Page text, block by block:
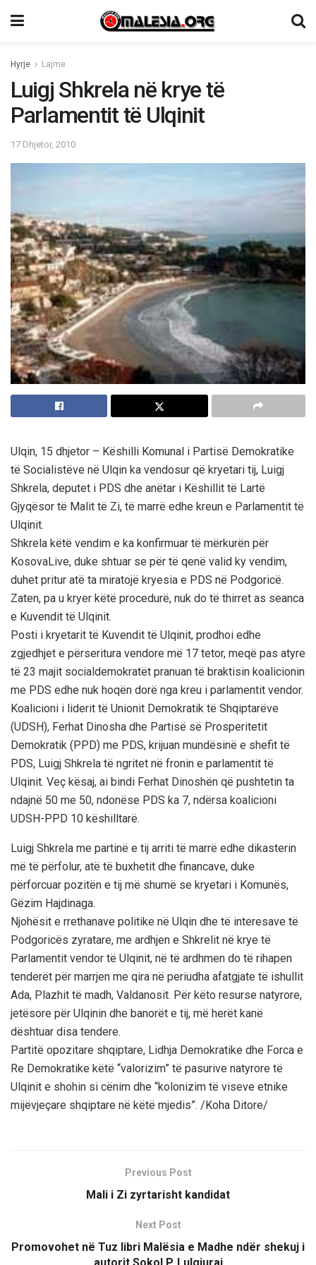
Hyrje Lajme
Luigj Shkrela në krye të
Parlamentit të Ulqinit
17 Dhjetor, 2010
Ulqin, 15 dhjetor – Këshilli Komunal i Partisë Demokratike
të Socialistëve në Ulqin ka vendosur që kryetari tij, Luigj
Shkrela, deputet i PDS dhe anëtar i Këshillit të Lartë
Gjyqësor të Malit të Zi, të marrë edhe kreun e Parlamentit të
Ulqinit.
Shkrela këtë vendim e ka konfirmuar të mërkurën për
KosovaLive, duke shtuar se për të qenë valid ky vendim,
duhet pritur atë ta miratojë kryesia e PDS në Podgoricë.
Zaten, pa u kryer këtë procedurë, nuk do të thirret as seanca
e Kuvendit të Ulqinit.
Posti i kryetarit të Kuvendit të Ulqinit, prodhoi edhe
zgjedhjet e përseritura vendore më 17 tetor, meqë pas atyre
të 23 majit socialdemokratët pranuan të braktisin koalicionin
me PDS edhe nuk hoqën dorë nga kreu i parlamentit vendor.
Koalicioni i liderit të Unionit Demokratik të Shqiptarëve
(UDSH), Ferhat Dinosha dhe Partisë së Prosperitetit
Demokratik (PPD) me PDS, krijuan mundësinë e shefit të
PDS, Luigj Shkrela të ngritet në fronin e parlamentit të
Ulqinit. Veç kësaj, ai bindi Ferhat Dinoshën që pushtetin ta
ndajnë 50 me 50, ndonëse PDS ka 7, ndërsa koalicioni
UDSH-PPD 10 këshilltarë.
Luigj Shkrela me partinë e tij arriti të marrë edhe dikasterin
më të përfolur, atë të buxhetit dhe financave, duke
përforcuar pozitën e tij më shumë se kryetari i Komunës,
Gëzim Hajdinaga.
Njohësit e rrethanave politike në Ulqin dhe të interesave të
Podgoricës zyratare, me ardhjen e Shkrelit në krye të
Parlamentit vendor të Ulqinit, në të ardhmen do të rihapen
tenderët për marrjen me qira në periudha afatgjate të ishullit
Ada, Plazhit të madh, Valdanosit. Për këto resurse natyrore,
jetësore për Ulqinin dhe banorët e tij, më herët kanë
dështuar disa tendere.
Partitë opozitare shqiptare, Lidhja Demokratike dhe Forca e
Re Demokratike këtë “valorizim” të pasurive natyrore të
Ulqinit e shohin si cënim dhe “kolonizim të viseve etnike
mijëvjeçare shqiptare në këtë mjedis”. /Koha Ditore/
Previous Post
Mali i Zi zyrtarisht kandidat
Next Post
Promovohet në Tuz libri Malësia e Madhe ndër shekuj i